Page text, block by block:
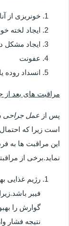
خونریزی از
ایجاد لخته
ایجاد مشکل
عفونت
انسداد روده
مراقبت های بعد
پس از عمل جراحی
است زیرا که
این مراقبت ها به
نماید.برخی از
رژیم غذایی
فیبر
گوارش را
نتیجه فشار